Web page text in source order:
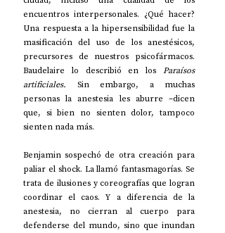
encuentros interpersonales. ¿Qué hacer?
Una respuesta a la hipersensibilidad fue la
masificación del uso de los anestésicos,
precursores de nuestros psicofármacos.
Baudelaire lo describió en los Paraísos
artificiales. Sin embargo, a muchas
personas la anestesia les aburre –dicen
que, si bien no sienten dolor, tampoco
sienten nada más.
Benjamin sospechó de otra creación para
paliar el shock. La llamó fantasmagorías. Se
trata de ilusiones y coreografías que logran
coordinar el caos. Y a diferencia de la
anestesia, no cierran al cuerpo para
defenderse del mundo, sino que inundan